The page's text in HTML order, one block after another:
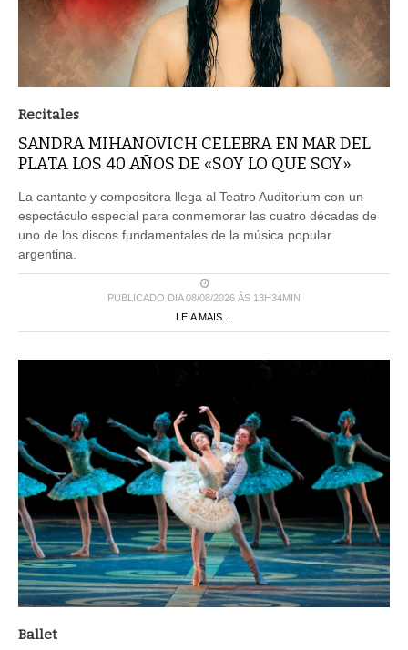
Recitales
SANDRA MIHANOVICH CELEBRA EN MAR DEL
PLATA LOS 40 AÑOS DE «SOY LO QUE SOY»
La cantante y compositora llega al Teatro Auditorium con un
espectáculo especial para conmemorar las cuatro décadas de
uno de los discos fundamentales de la música popular
argentina.
PUBLICADO DIA 08/08/2026 ÀS 13H34MIN
LEIA MAIS ...
Ballet